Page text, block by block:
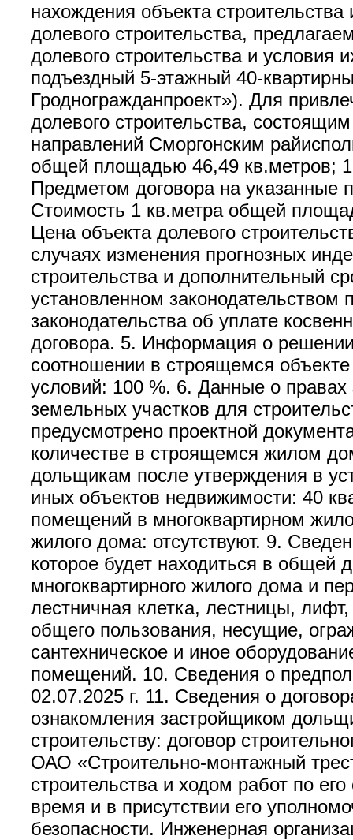
нахождения объекта
долевого строительства,
долевого строительства и
подъездный 5-этажный 40-
Гродногражданпроект»). Для
долевого строительства,
направлений Сморгонским
общей площадью 46,49 кв.метров;
Предметом договора на указанные
Стоимость 1 кв.метра общей
Цена объекта долевого
случаях изменения прогнозных
строительства и дополнительный
установленном законодательством
законодательства об уплате
договора. 5. Информация о решении
соотношении в строящемся
условий: 100 %. 6. Данные о
земельных участков для
предусмотрено проектной
количестве в строящемся жилом
дольщикам после утверждения в
иных объектов недвижимости: 40
помещений в многоквартирном
жилого дома: отсутствуют. 9.
которое будет находиться в общей
многоквартирного жилого дома и
лестничная клетка, лестницы,
общего пользования, несущие,
сантехническое и иное
помещений. 10. Сведения о
02.07.2025 г. 11. Сведения о
ознакомления застройщиком
строительству: договор
ОАО «Строительно-монтажный
строительства и ходом работ по
время и в присутствии его
безопасности. Инженерная